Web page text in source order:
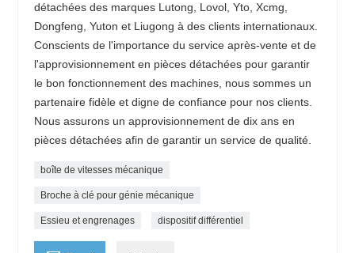
détachées des marques Lutong, Lovol, Yto, Xcmg,
Dongfeng, Yuton et Liugong à des clients internationaux.
Conscients de l'importance du service après-vente et de
l'approvisionnement en pièces détachées pour garantir
le bon fonctionnement des machines, nous sommes un
partenaire fidèle et digne de confiance pour nos clients.
Nous assurons un approvisionnement de dix ans en
pièces détachées afin de garantir un service de qualité.
boîte de vitesses mécanique
Broche à clé pour génie mécanique
Essieu et engrenages dispositif différentiel